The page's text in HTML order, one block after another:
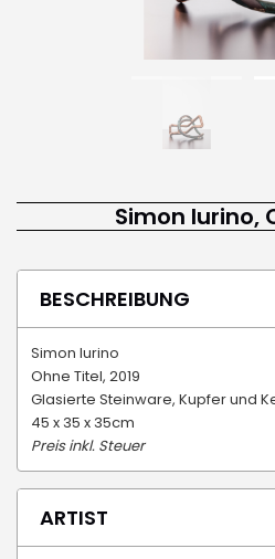
Simon Iurino,
BESCHREIBUNG
Simon Iurino
Ohne Titel, 2019
Glasierte Steinware, Kupfer und
45 x 35 x 35cm
Preis inkl. Steuer
ARTIST